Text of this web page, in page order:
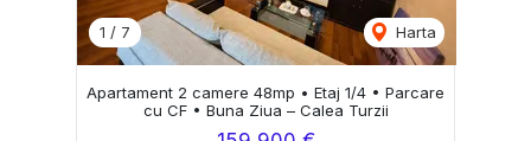
1 / 7 Harta
Apartament 2 camere 48mp • Etaj 1/4 • Parcare
cu CF • Buna Ziua – Calea Turzii